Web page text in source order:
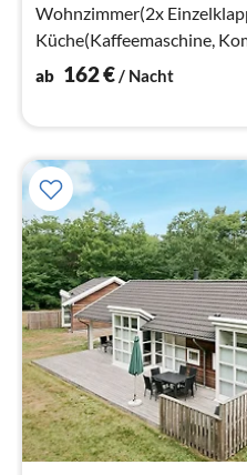
Wohnzimmer(2x
Küche(Kaffeemaschine,
Spülmaschine,
ab 162€/ Nacht